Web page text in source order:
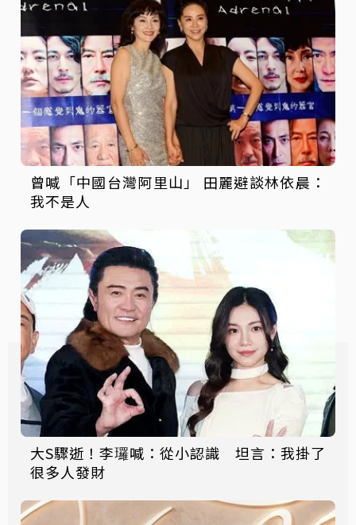
曾喊「中國台灣阿里山」 田麗避談林依晨：
我不是人
大S驟逝！李㼈喊：從小認識 坦言：我掛了
很多人發財